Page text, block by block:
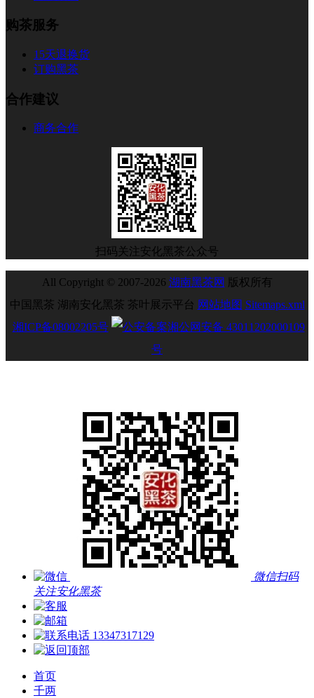
购茶服务
15天退换货
订购黑茶
合作建议
商务合作
扫码关注安化黑茶公众号
All Copyright © 2007-2026 湖南黑茶网
版权所有
中国黑茶 湖南安化黑茶 茶叶展示平台 网站地图 Sitemaps.xml
湘ICP备08002205号
湘公网安备 43011202000109
号
微信扫码
关注安化黑茶
13347317129
首页
千两